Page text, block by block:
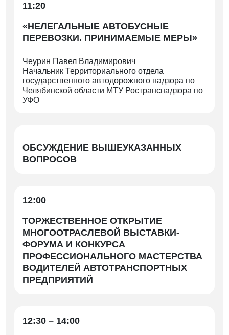
11:20
«НЕЛЕГАЛЬНЫЕ АВТОБУСНЫЕ
ПЕРЕВОЗКИ. ПРИНИМАЕМЫЕ МЕРЫ»
Чеурин Павел Владимирович
Начальник Территориального отдела
государственного автодорожного надзора по
Челябинской области МТУ Ространснадзора по
УФО
ОБСУЖДЕНИЕ ВЫШЕУКАЗАННЫХ
ВОПРОСОВ
12:00
ТОРЖЕСТВЕННОЕ ОТКРЫТИЕ
МНОГООТРАСЛЕВОЙ ВЫСТАВКИ-
ФОРУМА И КОНКУРСА
ПРОФЕССИОНАЛЬНОГО МАСТЕРСТВА
ВОДИТЕЛЕЙ АВТОТРАНСПОРТНЫХ
ПРЕДПРИЯТИЙ
12:30 – 14:00